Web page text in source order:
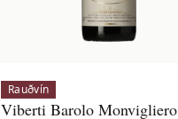
Rauðvín
Viberti Barolo Monvigliero